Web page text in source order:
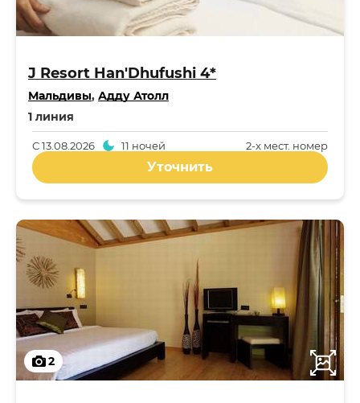
J Resort Han'Dhufushi 4*
Мальдивы, Адду Атолл
1 линия
2-x мест. номер
С13.08.2026 11 ночей
Уточнить
2